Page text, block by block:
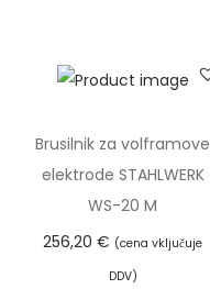
Brusilnik za volframove
elektrode STAHLWERK
WS-20 M
256,20€ (cena vključuje
DDV)